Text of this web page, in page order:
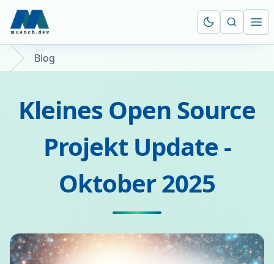
Suche
Blog
Kleines Open Source
Projekt Update -
Oktober 2025